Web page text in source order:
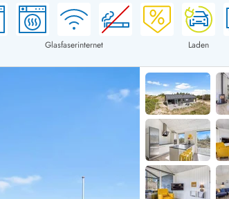
Ferienhaus für 8
Ferienhaus für
Ferienhaus für
Ferienhaus für
Ferienhäuser im
Ferienhäuser im
Ferienhäuser im
Ferienhäuser
Ferienhäuser
Ferienhäuser
Glasfaserinternet Laden